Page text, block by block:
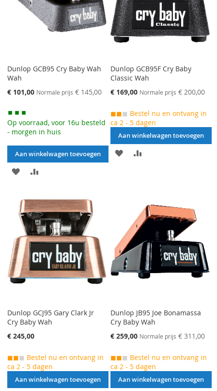
Dunlop GCB95 Cry Baby Wah
Wah
Speciale
€ 101,00 Normale prijs € 145,00
Op voorraad, voor 16u besteld
- morgen in huis
Aan winkelwagen toevoegen
AAN
TOEVOEGEN
OM
TE
VERGELIJKEN
Dunlop GCB95F Cry Baby
Classic Wah
Speciale
€ 169,00 Normale prijs € 200,00
◼◼◼ Bestel nu en ontvang in
ca 2 - 5 dagen
Aan winkelwagen toevoegen
AAN
TE
VERGELIJKEN
Dunlop GCJ95 Gary Clark Jr
Cry Baby Wah
€ 245,00
◼◼◼ Bestel nu en ontvang in
ca 2 - 5 dagen
Aan winkelwagen toevoegen
Dunlop JB95 Joe Bonamassa
Cry Baby Wah
Speciale
€ 259,00 Normale prijs € 311,00
◼◼◼ Bestel nu en ontvang in
ca 2 - 5 dagen
Aan winkelwagen toevoegen